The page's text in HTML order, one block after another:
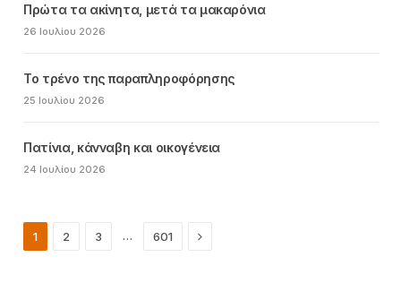
Πρώτα τα ακίνητα, μετά τα μακαρόνια
26 Ιουλίου 2026
Το τρένο της παραπληροφόρησης
25 Ιουλίου 2026
Πατίνια, κάνναβη και οικογένεια
24 Ιουλίου 2026
1 2 3 … 601 Next